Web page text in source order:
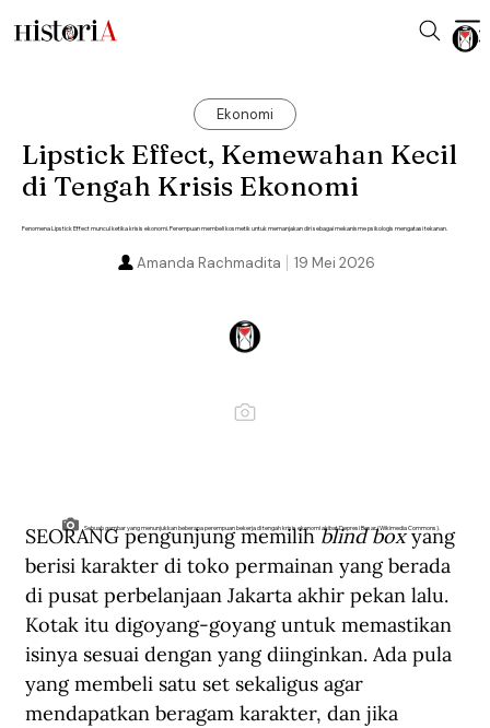
Ekonomi
Lipstick Effect, Kemewahan Kecil
di Tengah Krisis Ekonomi
Fenomena Lipstick Effect muncul ketika krisis ekonomi. Perempuan membeli kosmetik untuk memanjakan diri sebagai mekanisme psikologis mengatasi tekanan.
19 Mei 2026
Amanda Rachmadita
Sebuah gambar yang menunjukkan beberapa perempuan bekerja di tengah krisis ekonomi akibat Depresi Besar (Wikimedia Commons).
SEORANG pengunjung memilih blind box yang
berisi karakter di toko permainan yang berada
di pusat perbelanjaan Jakarta akhir pekan lalu.
Kotak itu digoyang-goyang untuk memastikan
isinya sesuai dengan yang diinginkan. Ada pula
yang membeli satu set sekaligus agar
mendapatkan beragam karakter, dan jika